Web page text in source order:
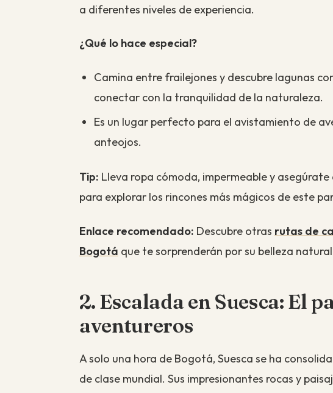
a diferentes niveles de experiencia.
¿Qué lo hace especial?
Camina entre frailejones y descubre lagunas
conectar con la tranquilidad de la naturaleza.
Es un lugar perfecto para el avistamiento de
anteojos.
Tip: Lleva ropa cómoda, impermeable y
para explorar los rincones más mágicos de este
Enlace recomendado: Descubre otras rutas de
Bogotá que te sorprenderán por su belleza
2. Escalada en Suesca: El
aventureros
A solo una hora de Bogotá, Suesca se ha
de clase mundial. Sus impresionantes rocas y